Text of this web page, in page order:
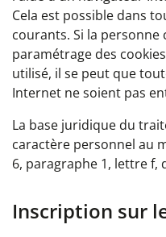
Cela est possible dans
courants. Si la personne
paramétrage des
utilisé, il se peut que
Internet ne soient pas
La base juridique du
caractère personnel au
6, paragraphe 1, lettre f,
Inscription sur